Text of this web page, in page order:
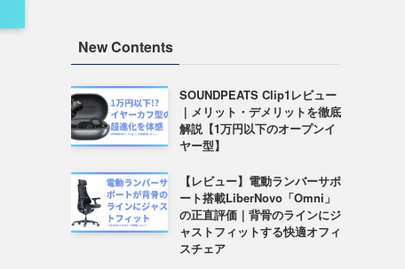
New Contents
SOUNDPEATS Clip1レビュー
｜メリット・デメリットを徹底
解説【1万円以下のオープンイ
ヤー型】
【レビュー】電動ランバーサポ
ート搭載LiberNovo「Omni」
の正直評価｜背骨のラインにジ
ャストフィットする快適オフィ
スチェア